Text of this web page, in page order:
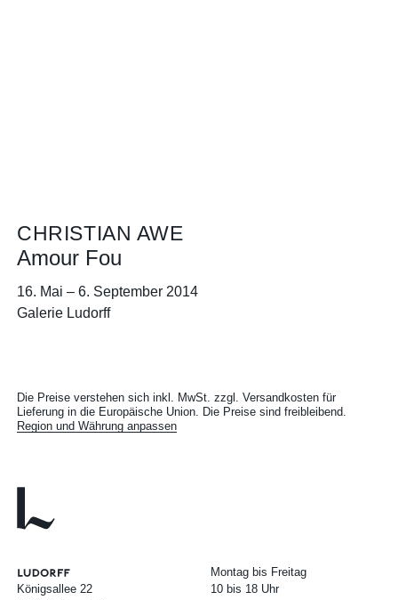
CHRISTIAN AWE
Amour Fou
16. Mai–6. September 2014
Galerie Ludorff
Die Preise verstehen sich inkl. MwSt. zzgl. Versandkosten für
Lieferung in die Europäische Union. Die Preise sind freibleibend.
Region und Währung anpassen
Königsallee 22
Montag bis Freitag
10 bis 18 Uhr